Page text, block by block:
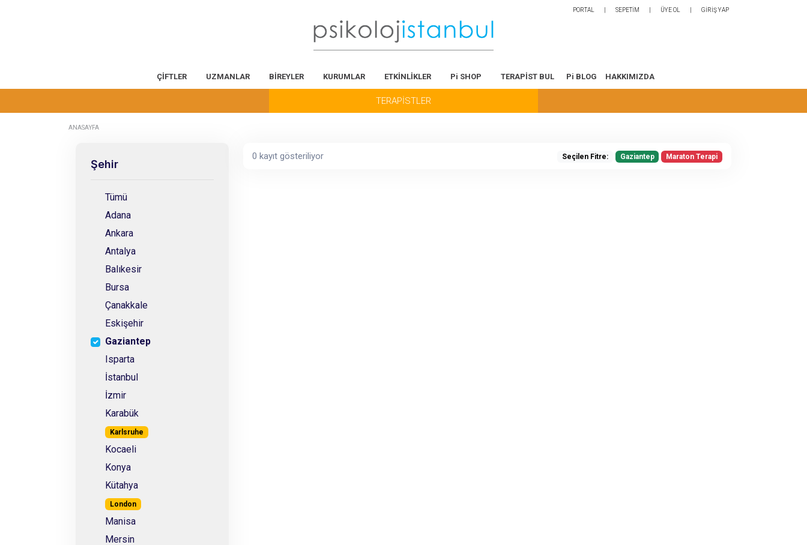
PORTAL SEPETİM ÜYE OL GİRİŞ YAP
ÇİFTLER UZMANLAR BİREYLER KURUMLAR ETKİNLİKLER Pi SHOP TERAPİST BUL Pi BLOG HAKKIMIZDA
TERAPİSTLER
ANASAYFA
Şehir
Tümü
Adana
Ankara
Antalya
Balıkesir
Bursa
Çanakkale
Eskişehir
Gaziantep
Isparta
İstanbul
İzmir
Karabük
Karlsruhe
Kocaeli
Konya
Kütahya
London
Manisa
Mersin
0 kayıt gösteriliyor Seçilen Fitre: Gaziantep Maraton Terapi